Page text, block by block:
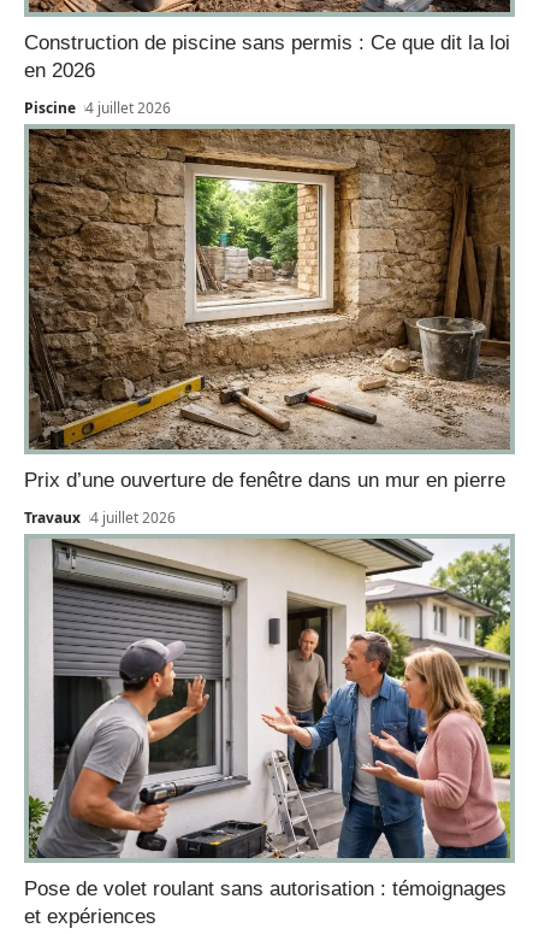
Construction de piscine sans permis : Ce que dit la loi
en 2026
Piscine 4 juillet 2026
Prix d’une ouverture de fenêtre dans un mur en pierre
Travaux 4 juillet 2026
Pose de volet roulant sans autorisation : témoignages
et expériences